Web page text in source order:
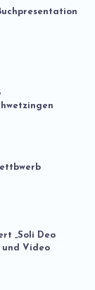
„Soli Deo
und Video